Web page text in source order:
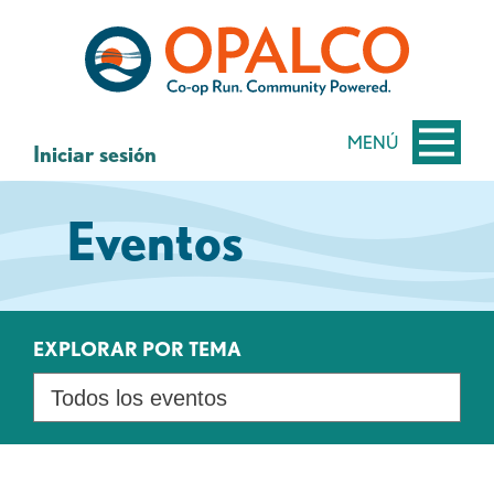
contenido
MENÚ
Iniciar sesión
Eventos
EXPLORAR POR TEMA